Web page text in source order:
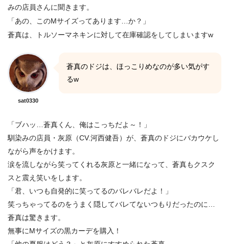
みの店員さんに聞きます。
「あの、このMサイズってあります…か？」
蒼真は、トルソーマネキンに対して在庫確認をしてしまいますw
sat0330
蒼真のドジは、ほっこりめなのが多い気がす
るw
「ブハッ…蒼真くん、俺はこっちだよ～！」
馴染みの店員・灰原（CV.河西健吾）が、蒼真のドジにバカウケし
ながら声をかけます。
涙を流しながら笑ってくれる灰原と一緒になって、蒼真もクスク
スと震え笑いをします。
「君、いつも自発的に笑ってるのバレバレだよ！」
笑っちゃってるのをうまく隠してバレてないつもりだったのに…
蒼真は驚きます。
無事にMサイズの黒カーデを購入！